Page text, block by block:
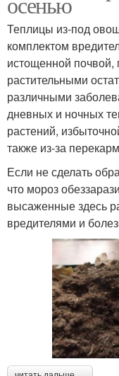
Теплицы из-под
комплектом
истощенной
растительными
различными
дневных и ночных
растений,
также из-за
Если не сделать
что мороз
высаженные здесь
вредителями и